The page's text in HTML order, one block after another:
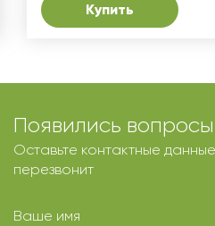
Купить
Появились
Оставьте контактные
перезвонит
Ваше имя